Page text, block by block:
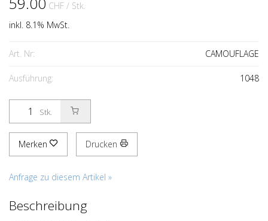
CHF / Stk.
inkl. 8.1% MwSt.
Art. Nr: CAMOUFLAGE
Ausführung: 1048
Stk.
Merken Drucken
Anfrage zu diesem Artikel »
Beschreibung